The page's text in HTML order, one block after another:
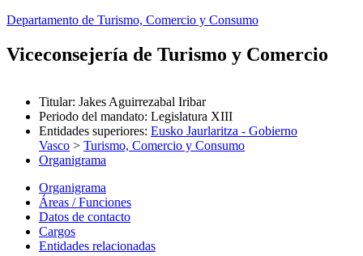
Departamento de Turismo, Comercio y Consumo
Viceconsejería de Turismo y Comercio
Titular: Jakes Aguirrezabal Iribar
Periodo del mandato: Legislatura XIII
Entidades superiores: Eusko Jaurlaritza - Gobierno
Vasco > Turismo, Comercio y Consumo
Organigrama
Organigrama
Áreas / Funciones
Datos de contacto
Cargos
Entidades relacionadas